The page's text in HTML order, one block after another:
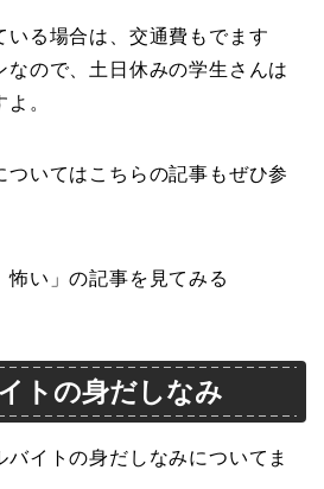
いる場合は、交通費もでます
なので、土日休みの学生さんは
。
いてはこちらの記事もぜひ参
い」の記事を見てみる
トの身だしなみ
バイトの身だしなみについてま